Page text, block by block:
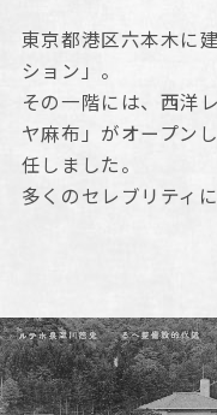
東京都港区六本木に
ション」。
その一階には、西洋
ヤ麻布」がオープン
任しました。
多くのセレブリティ